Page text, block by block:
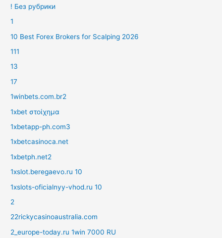
! Без рубрики
1
10 Best Forex Brokers for Scalping 2026
111
13
17
1winbets.com.br2
1xbet στοίχημα
1xbetapp-ph.com3
1xbetcasinoca.net
1xbetph.net2
1xslot.beregaevo.ru 10
1xslots-oficialnyy-vhod.ru 10
2
22rickycasinoaustralia.com
2_europe-today.ru 1win 7000 RU